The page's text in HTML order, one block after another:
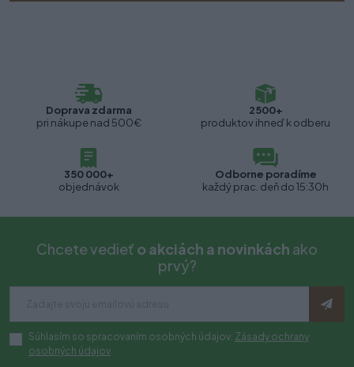
Doprava zdarma
pri nákupe nad 500€
2500+
produktov ihneď k odberu
350 000+
objednávok
Odborne poradíme
každý prac. deň do 15:30h
Chcete vedieť o akciách a novinkách ako
prvý?
Súhlasím so spracovaním osobných údajov. Zásady ochrany
osobných údajov.